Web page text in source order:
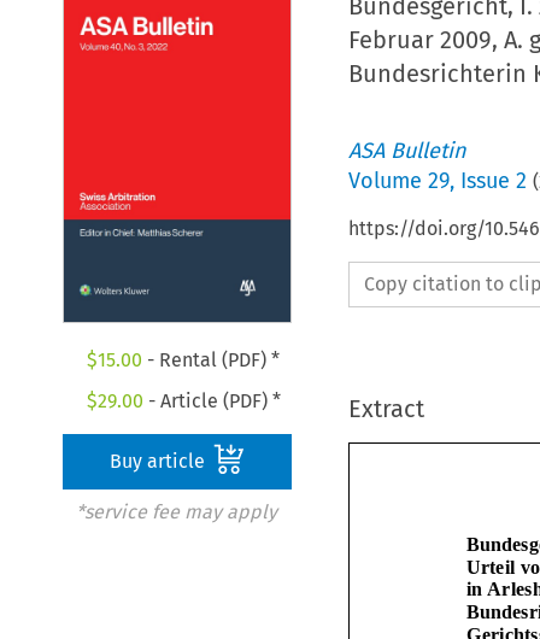
$15.00 - Rental (PDF) *
$29.00 - Article (PDF) *
Buy article
*service fee may apply
Februar 2009, A.
Bundesrichterin
ASA Bulletin
Volume 29, Issue 2 (
https://doi.org/
Copy citation to
Extract